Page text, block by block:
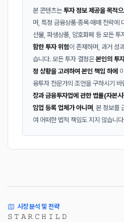
본 콘텐츠는 투자 정보 제공을 목적
며, 특정 금융상품·종목·매매 전략에
선물, 파생상품, 암호화폐 등 모든 투
함한 투자 위험이 존재하며, 과거 성
습니다. 모든 투자 결정은본인의 투
정 상황을 고려하여 본인 책임 하에
융투자 전문가의 조언을 구하시기
장과 금융투자업에 관한 법률(자본
임업 등록 업체가 아니며 , 본 정보를
여 어떠한 법적 책임도 지지 않습니
시장 분석 및 전략
𝚂 𝚃 𝙰 𝚁 𝙲 𝙷 𝙸 𝙻 𝙳